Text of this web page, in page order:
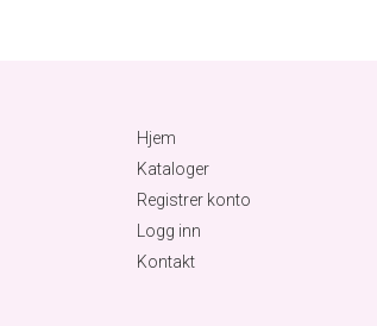
Hjem
Kataloger
Registrer konto
Logg inn
Kontakt